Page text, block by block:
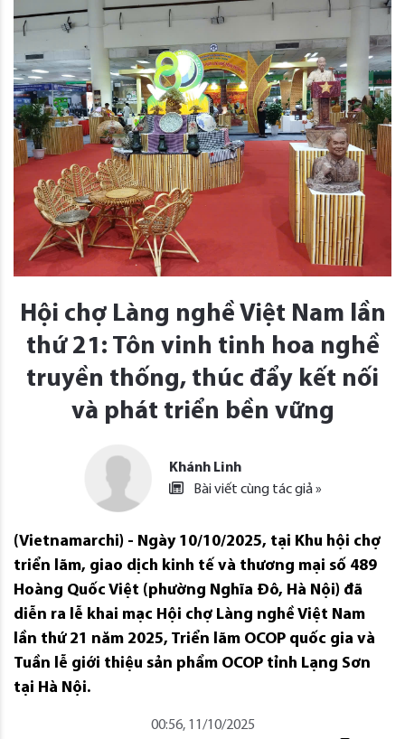
Hội chợ Làng nghề Việt Nam lần
thứ 21: Tôn vinh tinh hoa nghề
truyền thống, thúc đẩy kết nối
và phát triển bền vững
Khánh Linh
Bài viết cùng tác giả »
(Vietnamarchi) - Ngày 10/10/2025, tại Khu hội chợ
triển lãm, giao dịch kinh tế và thương mại số 489
Hoàng Quốc Việt (phường Nghĩa Đô, Hà Nội) đã
diễn ra lễ khai mạc Hội chợ Làng nghề Việt Nam
lần thứ 21 năm 2025, Triển lãm OCOP quốc gia và
Tuần lễ giới thiệu sản phẩm OCOP tỉnh Lạng Sơn
tại Hà Nội.
00:56, 11/10/2025